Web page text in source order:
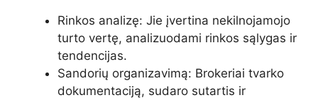
Rinkos analizę: Jie įvertina nekilnojamojo
turto vertę, analizuodami rinkos sąlygas ir
tendencijas.
Sandorių organizavimą: Brokeriai tvarko
dokumentaciją, sudaro sutartis ir